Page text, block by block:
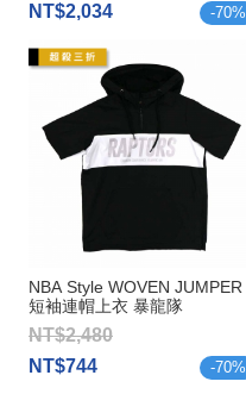
NT$2,034
-70%
NBA Style WOVEN JUMPER
短袖連帽上衣 暴龍隊
NT$2,480
NT$744
-70%